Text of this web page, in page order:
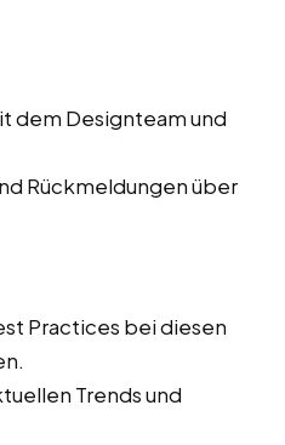
dem Designteam und
Rückmeldungen über
Practices bei diesen
Trends und